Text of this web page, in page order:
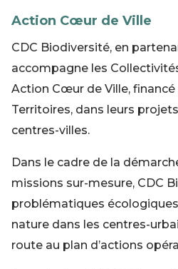
Action Cœur de Ville
CDC Biodiversité, en
accompagne les
Action Cœur de Ville, financé
Territoires, dans leurs
centres-villes.
Dans le cadre de la
missions sur-mesure, CDC
problématiques
nature dans les centres-
route au plan d’actions